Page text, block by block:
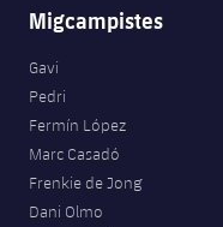
Migcampistes
Gavi
Pedri
Fermín López
Marc Casadó
Frenkie de Jong
Dani Olmo